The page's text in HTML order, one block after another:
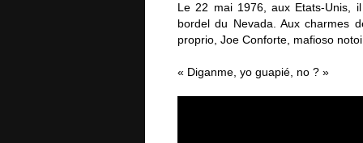
Le 22 mai 1976, aux Etats-Unis,
bordel du Nevada. Aux charmes
proprio, Joe Conforte, mafioso
« Diganme, yo guapié, no ? »